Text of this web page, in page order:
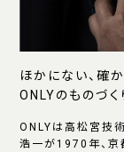
ほかにない、確
ONLYのものづく
ONLYは高松宮技
浩一が1970年、京